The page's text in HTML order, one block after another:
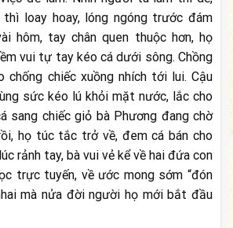
loay hoay, lóng ngóng trước đám
hôm, tay chân quen thuộc hơn, họ
vui tự tay kéo cá dưới sông. Chồng
chống chiếc xuồng nhích tới lui. Cậu
sức kéo lú khỏi mặt nước, lắc cho
sang chiếc giỏ bà Phương đang chờ
họ túc tắc trở về, đem cá bán cho
rảnh tay, bà vui vẻ kể về hai đứa con
trực tuyến, về ước mong sớm “đón
mà nửa đời người họ mới bắt đầu